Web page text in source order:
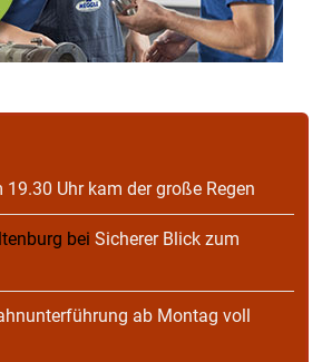
19.30 Uhr kam der große Regen
bei Sicherer Blick zum
ab Montag voll